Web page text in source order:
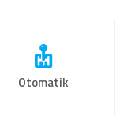
Otomatik